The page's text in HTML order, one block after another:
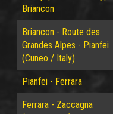
Briancon
Briancon - Route des
Grandes Alpes - Pianfei
(Cuneo / Italy)
Pianfei - Ferrara
Ferrara - Zaccagna